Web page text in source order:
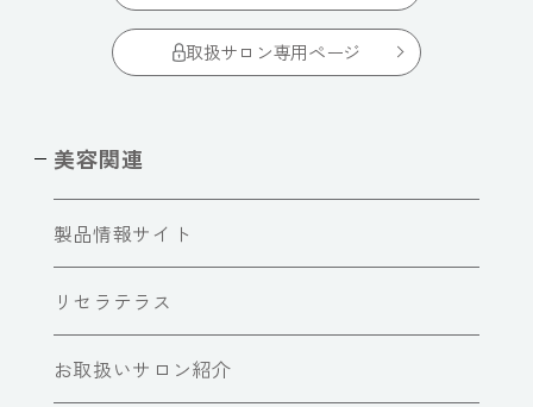
取扱サロン専用ページ
美容関連
製品情報サイト
リセラテラス
お取扱いサロン紹介